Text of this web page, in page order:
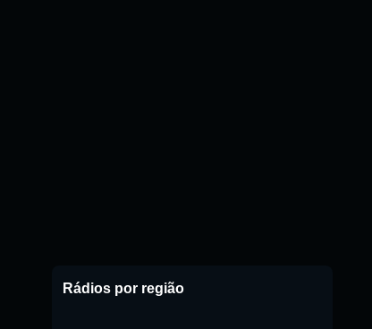
Rádios por região